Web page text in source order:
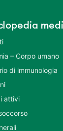
– Corpo umano
di immunologia
attivi